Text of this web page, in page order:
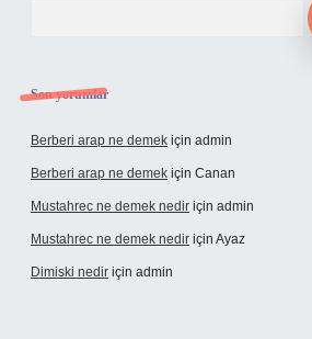
Son yorumlar
Berberi arap ne demek için admin
Berberi arap ne demek için Canan
Mustahrec ne demek nedir için admin
Mustahrec ne demek nedir için Ayaz
Dimiski nedir için admin